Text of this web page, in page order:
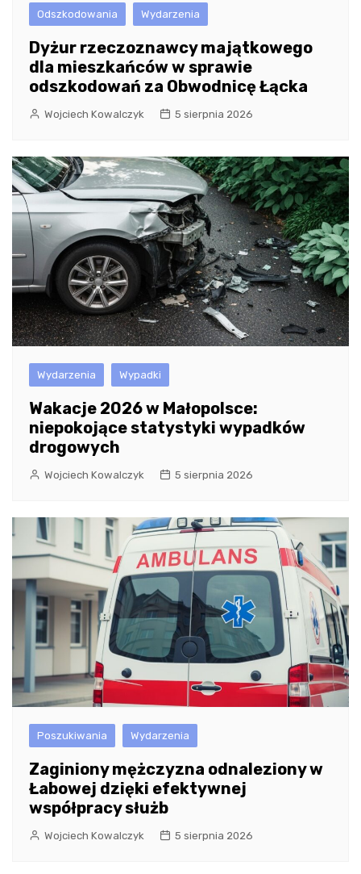
Odszkodowania Wydarzenia
Dyżur rzeczoznawcy majątkowego
dla mieszkańców w sprawie
odszkodowań za Obwodnicę Łącka
Wojciech Kowalczyk 5 sierpnia 2026
Wydarzenia Wypadki
Wakacje 2026 w Małopolsce:
niepokojące statystyki wypadków
drogowych
Wojciech Kowalczyk 5 sierpnia 2026
Poszukiwania Wydarzenia
Zaginiony mężczyzna odnaleziony w
Łabowej dzięki efektywnej
współpracy służb
Wojciech Kowalczyk 5 sierpnia 2026